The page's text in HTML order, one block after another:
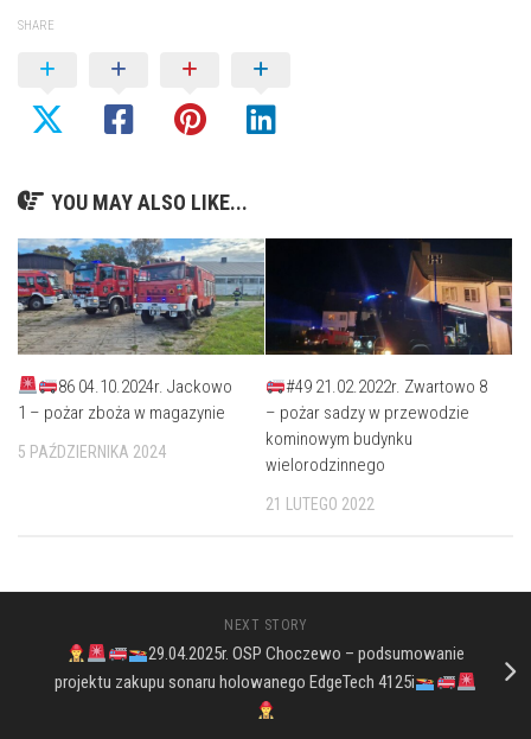
SHARE
YOU MAY ALSO LIKE...
86 04.10.2024r. Jackowo
1 – pożar zboża w magazynie
5 PAŹDZIERNIKA 2024
#49 21.02.2022r. Zwartowo 8
– pożar sadzy w przewodzie
kominowym budynku
wielorodzinnego
21 LUTEGO 2022
NEXT STORY
29.04.2025r. OSP Choczewo – podsumowanie
projektu zakupu sonaru holowanego EdgeTech 4125i